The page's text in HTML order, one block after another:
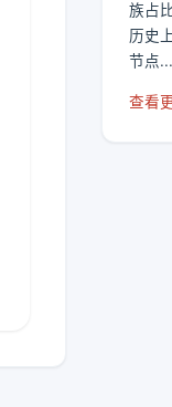
族占
历史
节点...
查看